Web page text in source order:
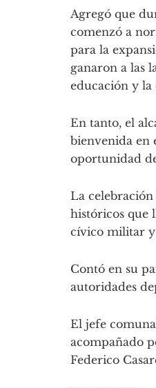
Agregó que
comenzó a
para la
ganaron a las
educación y la
En tanto, el
bienvenida en
oportunidad
La celebración
históricos que
cívico militar y
Contó en su
autoridades
El jefe
acompañado
Federico